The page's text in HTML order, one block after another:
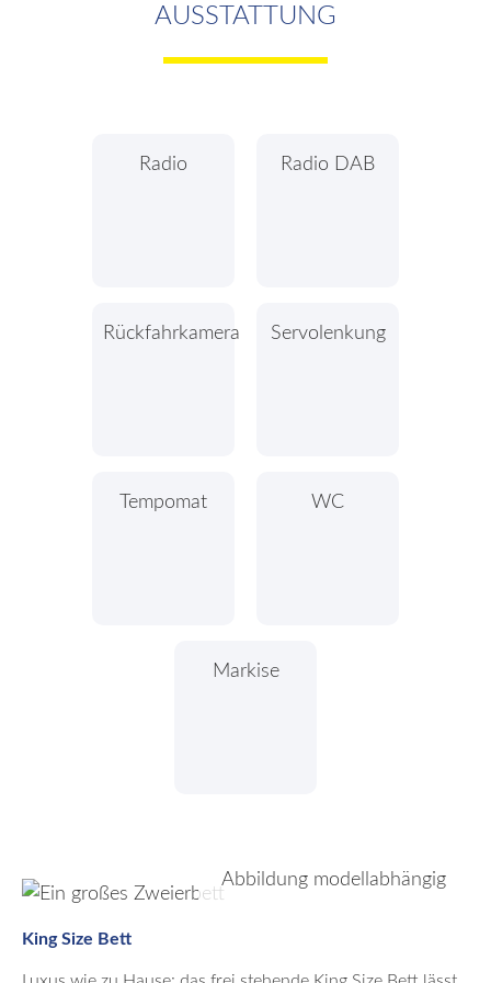
AUSSTATTUNG
Radio Radio DAB
Rückfahrkamera Servolenkung
Tempomat WC
Markise
Abbildung modellabhängig
King Size Bett